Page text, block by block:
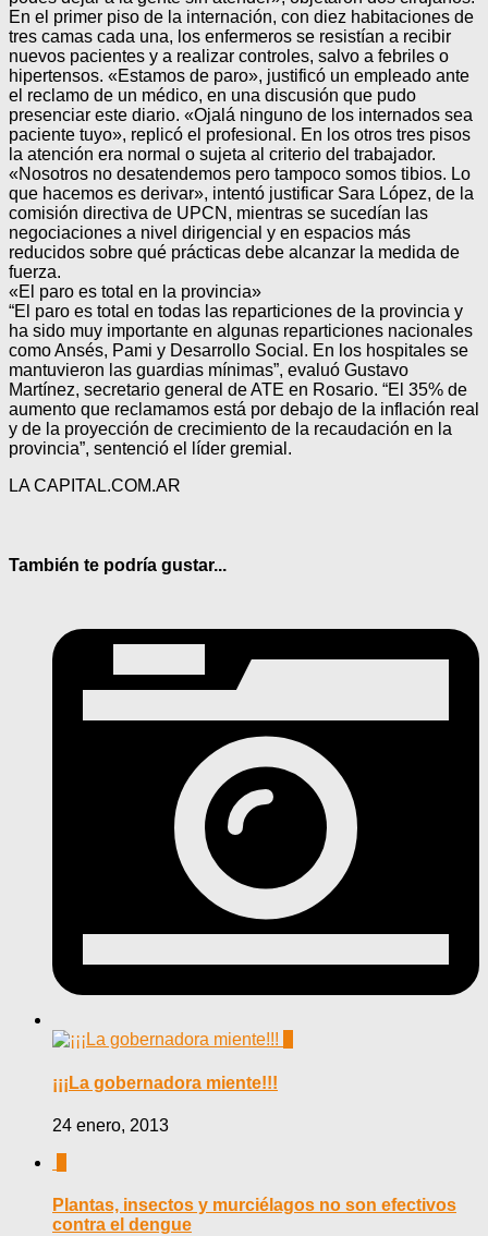
En el primer piso de la internación, con diez habitaciones de
tres camas cada una, los enfermeros se resistían a recibir
nuevos pacientes y a realizar controles, salvo a febriles o
hipertensos. «Estamos de paro», justificó un empleado ante
el reclamo de un médico, en una discusión que pudo
presenciar este diario. «Ojalá ninguno de los internados sea
paciente tuyo», replicó el profesional. En los otros tres pisos
la atención era normal o sujeta al criterio del trabajador.
«Nosotros no desatendemos pero tampoco somos tibios. Lo
que hacemos es derivar», intentó justificar Sara López, de la
comisión directiva de UPCN, mientras se sucedían las
negociaciones a nivel dirigencial y en espacios más
reducidos sobre qué prácticas debe alcanzar la medida de
fuerza.
«El paro es total en la provincia»
“El paro es total en todas las reparticiones de la provincia y
ha sido muy importante en algunas reparticiones nacionales
como Ansés, Pami y Desarrollo Social. En los hospitales se
mantuvieron las guardias mínimas”, evaluó Gustavo
Martínez, secretario general de ATE en Rosario. “El 35% de
aumento que reclamamos está por debajo de la inflación real
y de la proyección de crecimiento de la recaudación en la
provincia”, sentenció el líder gremial.
LA CAPITAL.COM.AR
También te podría gustar...
¡¡¡La gobernadora miente!!!
24 enero, 2013
Plantas, insectos y murciélagos no son efectivos
contra el dengue